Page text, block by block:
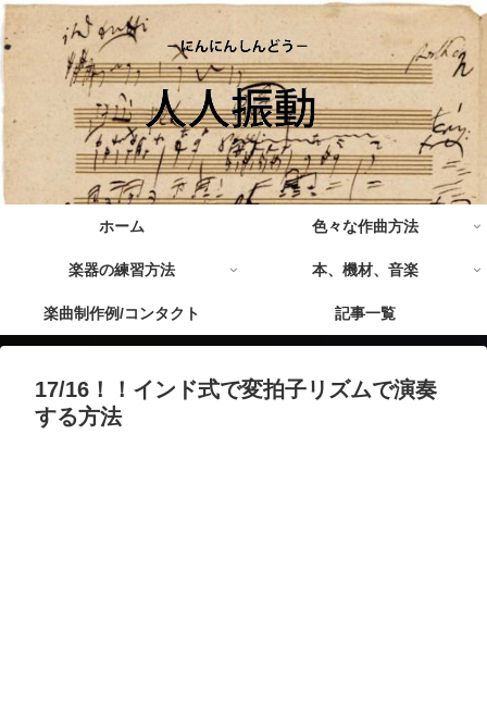
ホーム 色々な作曲方法
楽器の練習方法 本、機材、音楽
楽曲制作例/コンタクト 記事一覧
17/16！！インド式で変拍子リズムで演奏
する方法